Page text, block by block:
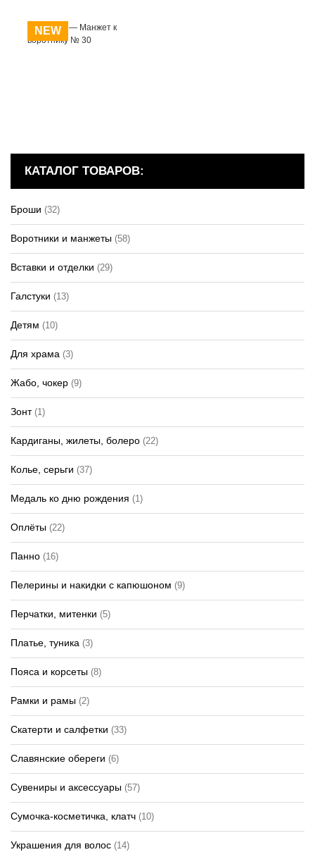
NEW
КАТАЛОГ ТОВАРОВ:
Броши (32)
Воротники и манжеты (58)
Вставки и отделки (29)
Галстуки (13)
Детям (10)
Для храма (3)
Жабо, чокер (9)
Зонт(1)
Кардиганы, жилеты, болеро (22)
Колье, серьги (37)
Медаль ко дню рождения (1)
Оплёты (22)
Панно (16)
Пелерины и накидки с капюшоном (9)
Перчатки, митенки (5)
Платье, туника (3)
Пояса и корсеты (8)
Рамки и рамы (2)
Скатерти и салфетки (33)
Славянские обереги (6)
Сувениры и аксессуары (57)
Сумочка-косметичка, клатч (10)
Украшения для волос (14)